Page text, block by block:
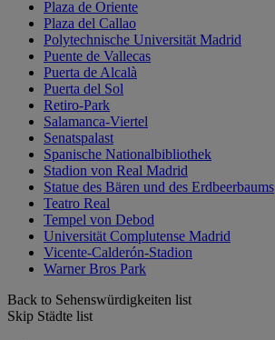
Plaza de Oriente
Plaza del Callao
Polytechnische Universität Madrid
Puente de Vallecas
Puerta de Alcalà
Puerta del Sol
Retiro-Park
Salamanca-Viertel
Senatspalast
Spanische Nationalbibliothek
Stadion von Real Madrid
Statue des Bären und des Erdbeerbaums
Teatro Real
Tempel von Debod
Universität Complutense Madrid
Vicente-Calderón-Stadion
Warner Bros Park
Back to Sehenswürdigkeiten list
Skip Städte list